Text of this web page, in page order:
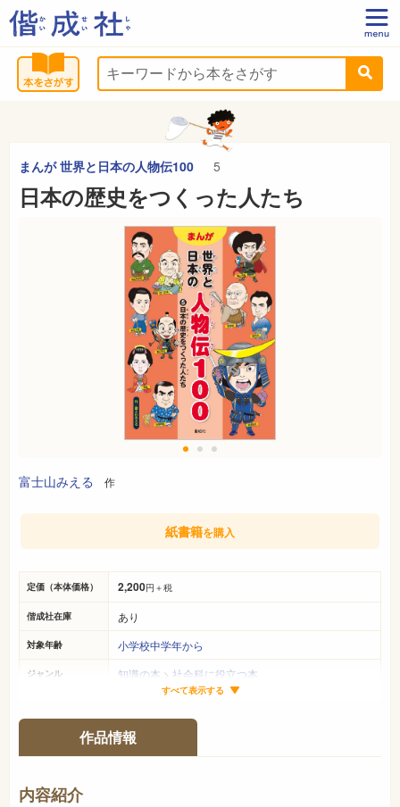
まんが 世界と日本の人物伝100 5
日本の歴史をつくった人たち
富士山みえる 作
定価（本体価格） 2,200円＋税
偕成社在庫 あり
対象年齢 小学校中学年から
ジャンル 知識の本 > 社会科に役立つ本
142ページ
ISBN 978-4-03-544550-0
NDC
すべて表示する
紙書籍を購入
作品情報
内容紹介